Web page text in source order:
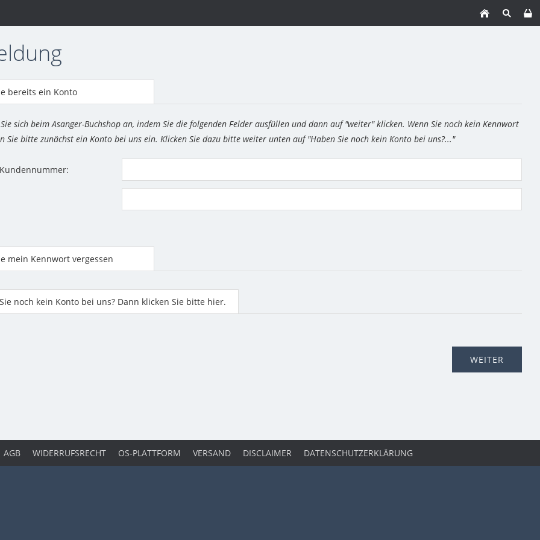
bereits ein Konto
sich beim Asanger-Buchshop an, indem Sie die folgenden Felder ausfüllen und dann auf "weiter" klicken. Wenn Sie noch kein Kennwort
Sie bitte zunächst ein Konto bei uns ein. Klicken Sie dazu bitte weiter unten auf "Haben Sie noch kein Konto bei uns?..."
mein Kennwort vergessen
noch kein Konto bei uns? Dann klicken Sie bitte hier.
AGB WIDERRUFSRECHT OS-PLATTFORM VERSAND DISCLAIMER DATENSCHUTZERKLÄRUNG